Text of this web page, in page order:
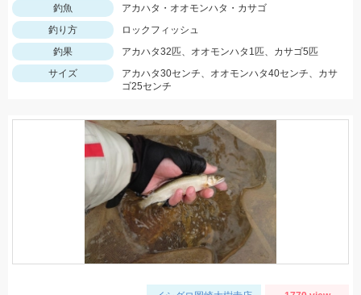
釣魚
アカハタ・オオモンハタ・カサゴ
釣り方
ロックフィッシュ
釣果
アカハタ32匹、オオモンハタ1匹、カサゴ5匹
サイズ
アカハタ30センチ、オオモンハタ40センチ、カサ
ゴ25センチ